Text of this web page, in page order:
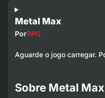
Metal Max
PorRPG
Aguarde o jogo carregar.
Sobre Metal